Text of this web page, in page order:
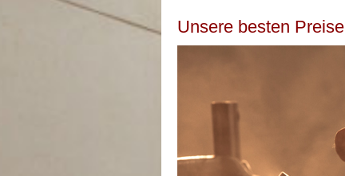
Unsere besten Preise